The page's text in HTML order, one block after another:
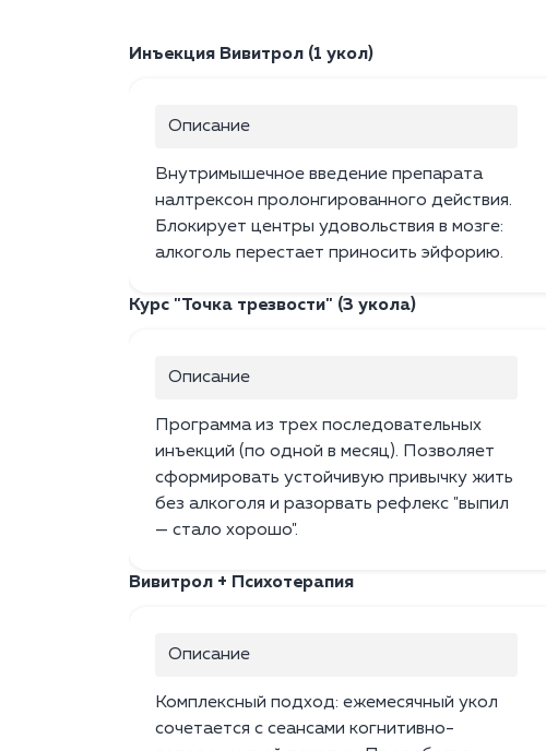
Инъекция Вивитрол (1 укол)
Описание
Внутримышечное введение препарата
налтрексон пролонгированного действия.
Блокирует центры удовольствия в мозге:
алкоголь перестает приносить эйфорию.
Курс "Точка трезвости" (3 укола)
Описание
Программа из трех последовательных
инъекций (по одной в месяц). Позволяет
сформировать устойчивую привычку жить
без алкоголя и разорвать рефлекс "выпил
— стало хорошо".
Вивитрол + Психотерапия
Описание
Комплексный подход: ежемесячный укол
сочетается с сеансами когнитивно-